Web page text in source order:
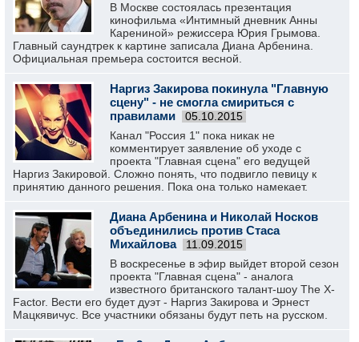
В Москве состоялась презентация
кинофильма «Интимный дневник Анны
Карениной» режиссера Юрия Грымова.
Главный саундтрек к картине записала Диана Арбенина.
Официальная премьера состоится весной.
Наргиз Закирова покинула "Главную
сцену" - не смогла смириться с
правилами
05.10.2015
Канал "Россия 1" пока никак не
комментирует заявление об уходе с
проекта "Главная сцена" его ведущей
Наргиз Закировой. Сложно понять, что подвигло певицу к
принятию данного решения. Пока она только намекает.
Диана Арбенина и Николай Носков
объединились против Стаса
Михайлова
11.09.2015
В воскресенье в эфир выйдет второй сезон
проекта "Главная сцена" - аналога
известного британского талант-шоу The X-
Factor. Вести его будет дуэт - Наргиз Закирова и Эрнест
Мацкявичус. Все участники обязаны будут петь на русском.